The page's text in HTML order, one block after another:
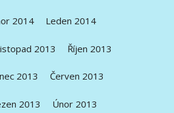
2014 Leden 2014
2013 Říjen 2013
2013 Červen 2013
2013 Únor 2013